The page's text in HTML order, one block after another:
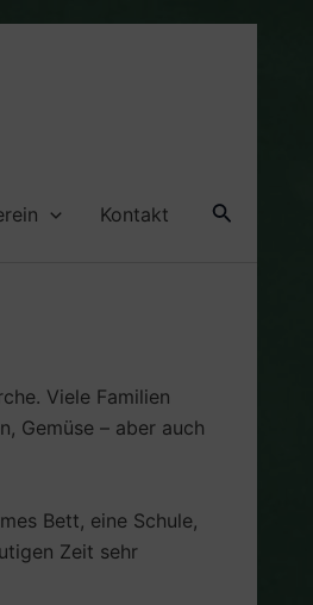
Kontakt Suche
Viele Familien
Gemüse – aber auch
Bett, eine Schule,
Zeit sehr